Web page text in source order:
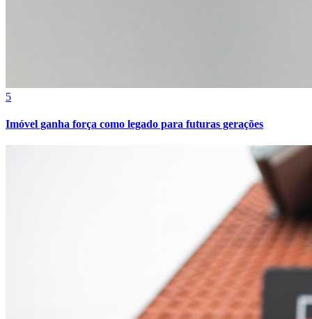
5
Imóvel ganha força como legado para futuras gerações